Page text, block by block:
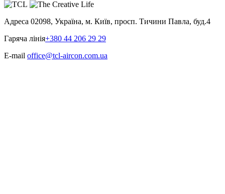
Адреса 02098, Україна, м. Київ, просп. Тичини Павла, буд.4
Гаряча лінія+380 44 206 29 29
E-mail office@tcl-aircon.com.ua